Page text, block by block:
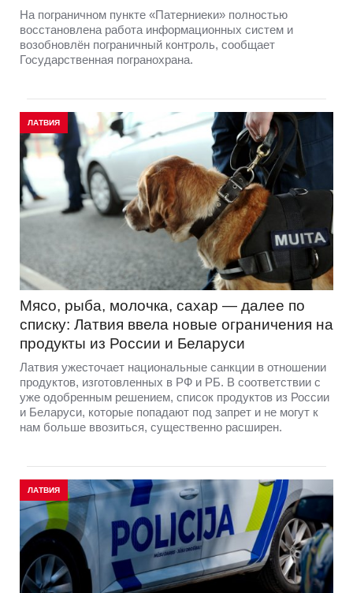
На пограничном пункте «Патерниеки» полностью
восстановлена работа информационных систем и
возобновлён пограничный контроль, сообщает
Государственная погранохрана.
ЛАТВИЯ
Мясо, рыба, молочка, сахар — далее по
списку: Латвия ввела новые ограничения на
продукты из России и Беларуси
Латвия ужесточает национальные санкции в отношении
продуктов, изготовленных в РФ и РБ. В соответствии с
уже одобренным решением, список продуктов из России
и Беларуси, которые попадают под запрет и не могут к
нам больше ввозиться, существенно расширен.
ЛАТВИЯ